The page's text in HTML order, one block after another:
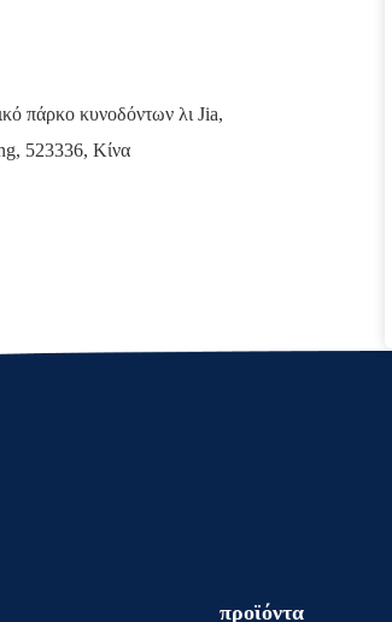
πάρκο κυνοδόντων λι Jia,
523336, Κίνα
προϊόντα